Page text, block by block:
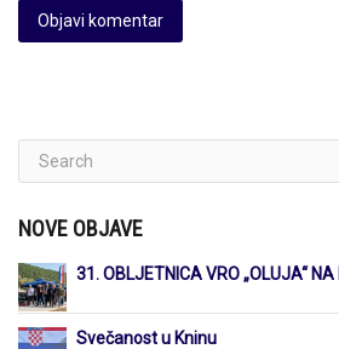
NOVE OBJAVE
31. OBLJETNICA VRO „OLUJA“
Svečanost u Kninu